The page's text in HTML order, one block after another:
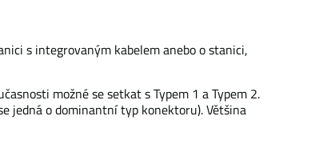
s integrovaným kabelem anebo o stanici,
možné se setkat s Typem 1 a Typem 2.
jedná o dominantní typ konektoru). Většina